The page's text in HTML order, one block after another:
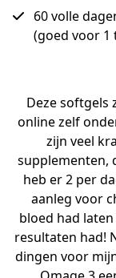
60 volle
(goed voor 1
Deze softgels
online zelf
zijn veel
supplementen,
heb er 2 per
aanleg voor
bloed had
resultaten had!
dingen voor